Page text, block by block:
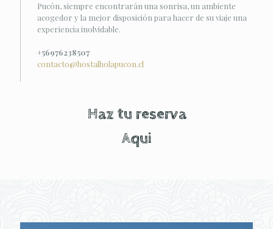
Pucón, siempre encontrarán una sonrisa, un ambiente
acogedor y la mejor disposición para hacer de su viaje una
experiencia inolvidable.
+56976238507
contacto@hostalholapucon.cl
Haz tu reserva
Aqui